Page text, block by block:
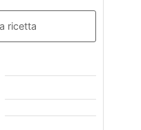
ricetta